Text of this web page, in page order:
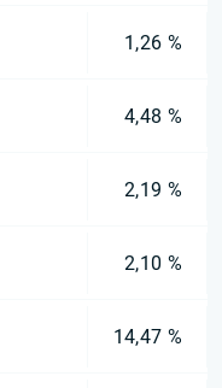
1,26 %
4,48 %
2,19 %
2,10 %
14,47 %